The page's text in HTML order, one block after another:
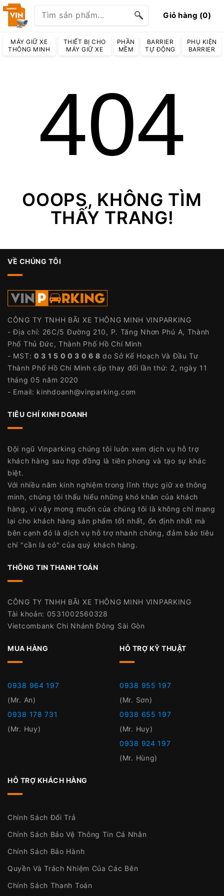
Giỏ hàng (0)
MÁY GIỮ XE
THÔNG MINH
THIẾT BỊ CHO
MÁY GIỮ XE
PHẦN
MỀM
BARRIER
TỰ ĐỘNG
PHỤ KIỆN
BARRIER
404
OOOPS, KHÔNG TÌM
THẤY TRANG!
VỀ CHÚNG TÔI
CÔNG TY TNHH BÃI XE THÔNG MINH VINPARKING
- Địa chỉ: 26C/5 Đường 210, P. Tăng Nhơn Phú A, Thành
Phố Thủ Đức, Thành Phố Hồ Chí Minh
- MST: 0 3 1 5 0 0 3 0 6 8 do Sở Kế Hoạch Và Đầu Tư
Thành Phố Hồ Chí Minh cấp thay đổi lần thứ: 2, ngày 11
tháng 05 năm 2020
- Email: kinhdoanh@vinparking.com
TIÊU CHÍ KINH DOANH
Đội ngũ Vinparking chúng tôi luôn xem dịch vụ hỗ trợ
khách hàng sau hợp đồng là tiên phong và tạo sự khác
biệt.
Với nhiều năm kinh nghiệm trong lĩnh thực giữ xe thông
minh, chúng tôi thấu hiểu những khó khăn của khách
hàng, vì vậy mong muốn của chúng tôi là không chỉ mang
lại cho khách hàng sản phẩm tốt nhất, ổn định nhất mà
bên cạnh đó là dịch vụ hỗ trợ nhanh chóng, đảm bảo tiêu
chí "cần là có" của quý khách hàng.
THÔNG TIN THANH TOÁN
CÔNG TY TNHH BÃI XE THÔNG MINH VINPARKING
Tài khoản: 0531002560328
Vietcombank Chi Nhánh Đông Sài Gòn
MUA HÀNG
0938 964 197
(Mr. An)
0938 178 731
(Mr. Huy)
HỖ TRỢ KỸ THUẬT
0938 955 197
(Mr. Sơn)
0938 655 197
(Mr. Huy)
0938 924 197
(Mr. Hùng)
HỖ TRỢ KHÁCH HÀNG
Chính Sách Đổi Trả
Chính Sách Bảo Vệ Thông Tin Cá Nhân
Chính Sách Bảo Hành
Quyền Và Trách Nhiệm Của Các Bên
Chính Sách Thanh Toán